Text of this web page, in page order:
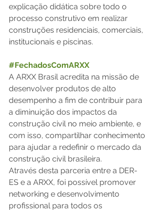
explicação didática sobre todo o
processo construtivo em realizar
construções residenciais, comerciais,
institucionais e piscinas.
#FechadosComARXX
A ARXX Brasil acredita na missão de
desenvolver produtos de alto
desempenho a fim de contribuir para
a diminuição dos impactos da
construção civil no meio ambiente, e
com isso, compartilhar conhecimento
para ajudar a redefinir o mercado da
construção civil brasileira.
Através desta parceria entre a DER-
ES e a ARXX, foi possível promover
networking e desenvolvimento
profissional para todos os